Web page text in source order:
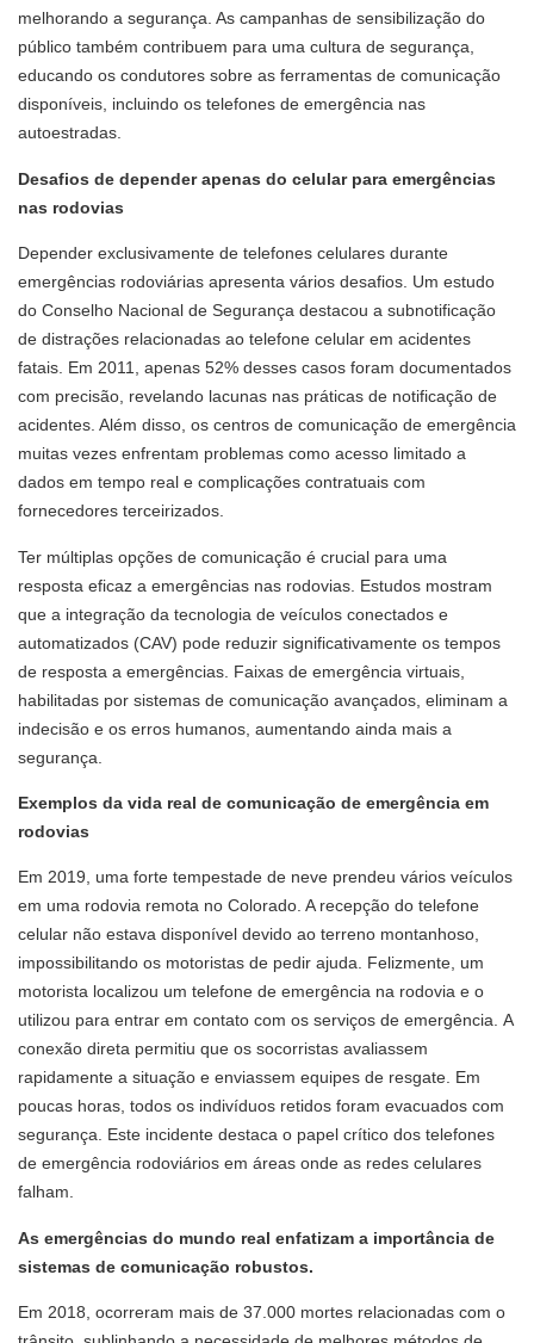
melhorando a segurança. As campanhas de sensibilização do
público também contribuem para uma cultura de segurança,
educando os condutores sobre as ferramentas de comunicação
disponíveis, incluindo os telefones de emergência nas
autoestradas.
Desafios de depender apenas do celular para emergências
nas rodovias
Depender exclusivamente de telefones celulares durante
emergências rodoviárias apresenta vários desafios. Um estudo
do Conselho Nacional de Segurança destacou a subnotificação
de distrações relacionadas ao telefone celular em acidentes
fatais. Em 2011, apenas 52% desses casos foram documentados
com precisão, revelando lacunas nas práticas de notificação de
acidentes. Além disso, os centros de comunicação de emergência
muitas vezes enfrentam problemas como acesso limitado a
dados em tempo real e complicações contratuais com
fornecedores terceirizados.
Ter múltiplas opções de comunicação é crucial para uma
resposta eficaz a emergências nas rodovias. Estudos mostram
que a integração da tecnologia de veículos conectados e
automatizados (CAV) pode reduzir significativamente os tempos
de resposta a emergências. Faixas de emergência virtuais,
habilitadas por sistemas de comunicação avançados, eliminam a
indecisão e os erros humanos, aumentando ainda mais a
segurança.
Exemplos da vida real de comunicação de emergência em
rodovias
Em 2019, uma forte tempestade de neve prendeu vários veículos
em uma rodovia remota no Colorado. A recepção do telefone
celular não estava disponível devido ao terreno montanhoso,
impossibilitando os motoristas de pedir ajuda. Felizmente, um
motorista localizou um telefone de emergência na rodovia e o
utilizou para entrar em contato com os serviços de emergência. A
conexão direta permitiu que os socorristas avaliassem
rapidamente a situação e enviassem equipes de resgate. Em
poucas horas, todos os indivíduos retidos foram evacuados com
segurança. Este incidente destaca o papel crítico dos telefones
de emergência rodoviários em áreas onde as redes celulares
falham.
As emergências do mundo real enfatizam a importância de
sistemas de comunicação robustos.
Em 2018, ocorreram mais de 37.000 mortes relacionadas com o